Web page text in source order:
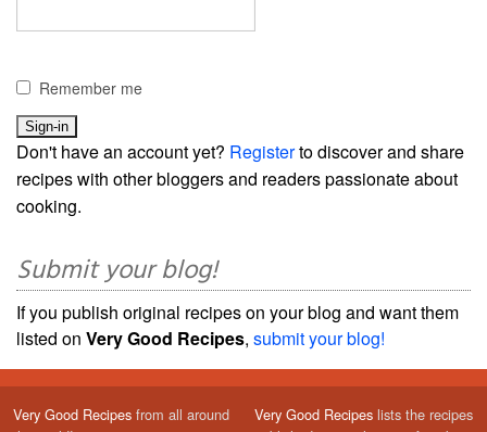
Remember me
Don't have an account yet? Registerto discover and share
recipes with other bloggers and readers passionate about
cooking.
Submit your blog!
If you publish original recipes on your blog and want them
listed on Very Good Recipes, submit your blog!
Very Good Recipes from all around
Very Good Recipes lists the recipes